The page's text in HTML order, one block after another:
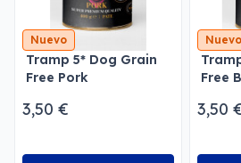
Nuevo
Tramp 5* Dog Grain
Free Pork
3,50 €
Nuevo
Free
3,50